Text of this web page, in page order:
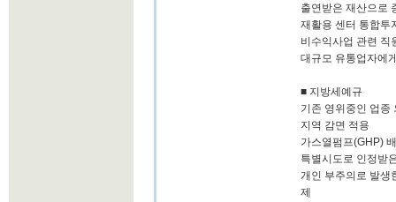
출연받은 재산으로
재활용 센터 통합투
비수익사업 관련 직
대규모 유통업자에
■ 지방세예규
기존 영위중인 업종
지역 감면 적용
가스열펌프(GHP)
특별시도로 인정받
개인 부주의로 발생
제